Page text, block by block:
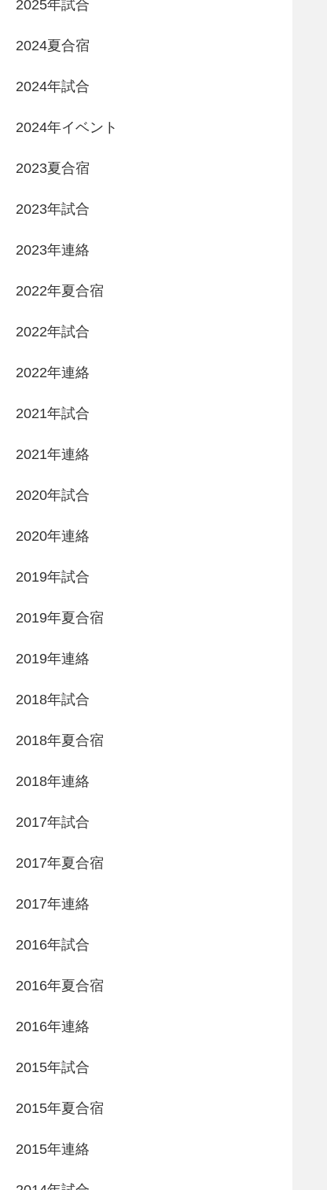
2025年試合
2024夏合宿
2024年試合
2024年イベント
2023夏合宿
2023年試合
2023年連絡
2022年夏合宿
2022年試合
2022年連絡
2021年試合
2021年連絡
2020年試合
2020年連絡
2019年試合
2019年夏合宿
2019年連絡
2018年試合
2018年夏合宿
2018年連絡
2017年試合
2017年夏合宿
2017年連絡
2016年試合
2016年夏合宿
2016年連絡
2015年試合
2015年夏合宿
2015年連絡